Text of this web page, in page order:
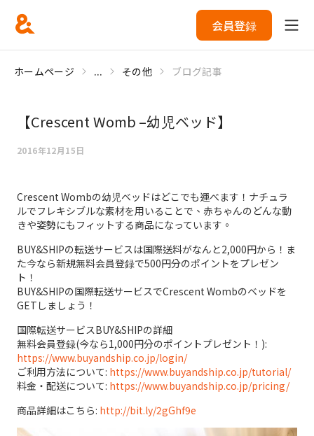
会員登録
ホームページ ... その他 ブログ記事
【Crescent Womb –幼児ベッド】
2016年12月15日
Crescent Wombの幼児ベッドはどこでも運べます！ナチュラ
ルでフレキシブルな素材を用いることで、赤ちゃんのどんな動
きや姿勢にもフィットする商品になっています。
BUY&SHIPの転送サービスは国際送料がなんと2,000円から！ま
た今なら新規無料会員登録で500円分のポイントをプレゼン
ト！
BUY&SHIPの国際転送サービスでCrescent Wombのベッドを
GETしましょう！
国際転送サービスBUY&SHIPの詳細
無料会員登録(今なら1,000円分のポイントプレゼント！):
https://www.buyandship.co.jp/login/
ご利用方法について: https://www.buyandship.co.jp/tutorial/
料金・配送について: https://www.buyandship.co.jp/pricing/
商品詳細はこちら: http://bit.ly/2gGhf9e